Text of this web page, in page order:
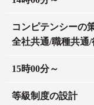
コンピテンシーの
全社共通/職種共通/
15時00分～
等級制度の設計